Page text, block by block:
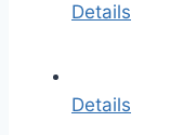
Details
Details